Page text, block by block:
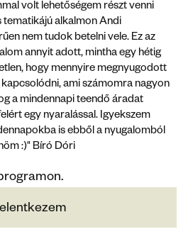
volt lehetőségem részt venni
tematikájú alkalmon Andi
nem tudok betelni vele. Ez az
annyit adott, mintha egy hétig
hogy mennyire megnyugodott
ami számomra nagyon
a mindennapi teendő áradat
egy nyaralással. Igyekszem
is ebből a nyugalomból
:)" Bíró Dóri